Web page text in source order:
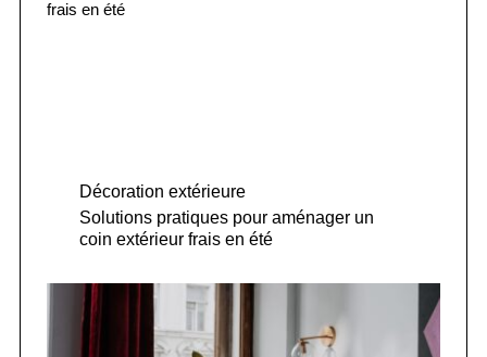
Décoration extérieure
Solutions pratiques pour aménager un
coin extérieur frais en été